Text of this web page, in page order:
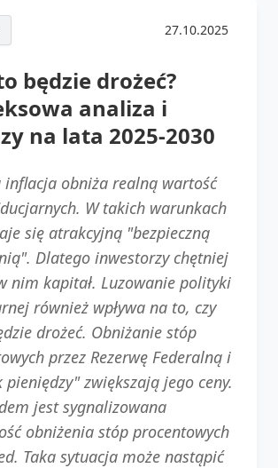
27.10.2025
będzie drożeć?
analiza i
na lata 2025-2030
inflacja obniża realną wartość
W takich warunkach
się atrakcyjną "bezpieczną
Dlatego inwestorzy chętniej
nim kapitał. Luzowanie polityki
również wpływa na to, czy
drożeć. Obniżanie stóp
przez Rezerwę Federalną i
pieniędzy" zwiększają jego ceny.
jest sygnalizowana
obniżenia stóp procentowych
Taka sytuacja może nastąpić